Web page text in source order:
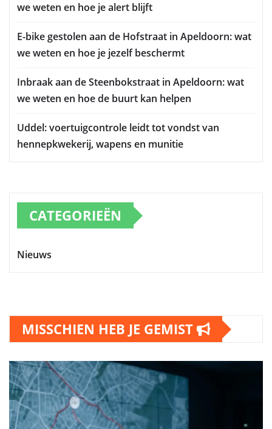
we weten en hoe je alert blijft
E-bike gestolen aan de Hofstraat in Apeldoorn: wat
we weten en hoe je jezelf beschermt
Inbraak aan de Steenbokstraat in Apeldoorn: wat
we weten en hoe de buurt kan helpen
Uddel: voertuigcontrole leidt tot vondst van
hennepkwekerij, wapens en munitie
CATEGORIEËN
Nieuws
MISSCHIEN HEB JE GEMIST